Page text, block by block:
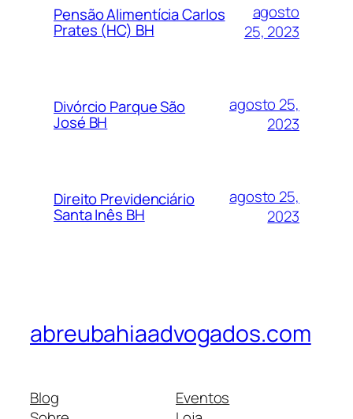
Pensão Alimentícia Carlos
Prates (HC) BH
agosto
25, 2023
Divórcio Parque São
José BH
agosto 25,
2023
Direito Previdenciário
Santa Inês BH
agosto 25,
2023
abreubahiaadvogados.com
Blog
Eventos